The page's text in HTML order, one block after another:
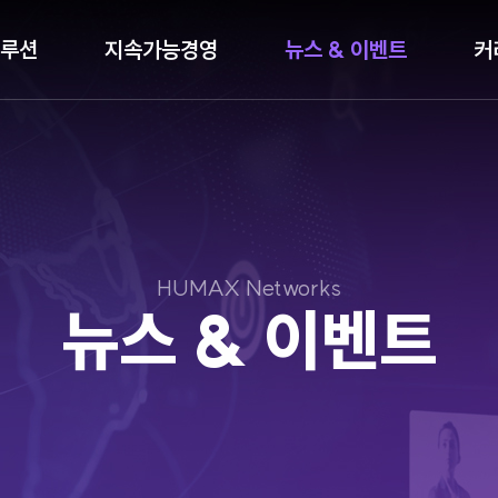
션 지속가능경영 뉴스 & 이벤트
HUMAX Networks
뉴스 & 이벤트